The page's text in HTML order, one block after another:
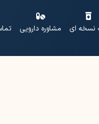
نسخه ای مشاوره دارویی